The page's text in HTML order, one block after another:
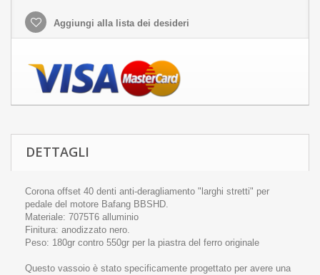
Aggiungi alla lista dei desideri
DETTAGLI
Corona offset 40 denti anti-deragliamento " larghi stretti" per
pedale del motore Bafang BBSHD.
Materiale: 7075T6 alluminio
Finitura: anodizzato nero.
Peso: 180gr contro 550gr per la piastra del ferro originale
Questo vassoio è stato specificamente progettato per avere una